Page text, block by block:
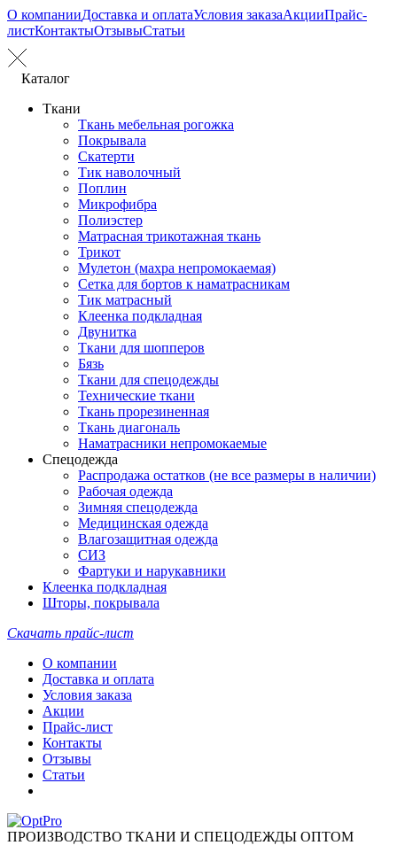
О компанииДоставка и оплатаУсловия заказаАкцииПрайс-
листКонтактыОтзывыСтатьи
Каталог
Ткани
Ткань мебельная рогожка
Покрывала
Скатерти
Тик наволочный
Поплин
Микрофибра
Полиэстер
Матрасная трикотажная ткань
Трикот
Мулетон (махра непромокаемая)
Сетка для бортов к наматрасникам
Тик матрасный
Клеенка подкладная
Двунитка
Ткани для шопперов
Бязь
Ткани для спецодежды
Технические ткани
Ткань прорезиненная
Ткань диагональ
Наматрасники непромокаемые
Спецодежда
Распродажа остатков (не все размеры в наличии)
Рабочая одежда
Зимняя спецодежда
Медицинская одежда
Влагозащитная одежда
СИЗ
Фартуки и нарукавники
Клеенка подкладная
Шторы, покрывала
Скачать прайс-лист
О компании
Доставка и оплата
Условия заказа
Акции
Прайс-лист
Контакты
Отзывы
Статьи
ПРОИЗВОДСТВО ТКАНИ И СПЕЦОДЕЖДЫ ОПТОМ